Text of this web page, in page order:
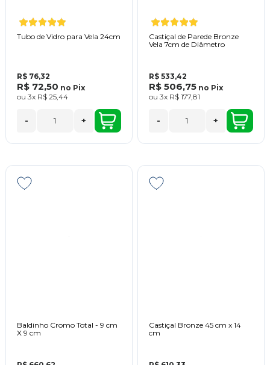
Tubo de Vidro para Vela 24cm
R$ 76,32
R$ 72,50 no Pix
ou 3x R$ 25,44
- +
Castiçal de Parede Bronze
Vela 7cm de Diâmetro
R$ 533,42
R$ 506,75 no Pix
ou 3x R$ 177,81
- +
Baldinho Cromo Total - 9 cm
X 9 cm
Castiçal Bronze 45 cm x 14
cm